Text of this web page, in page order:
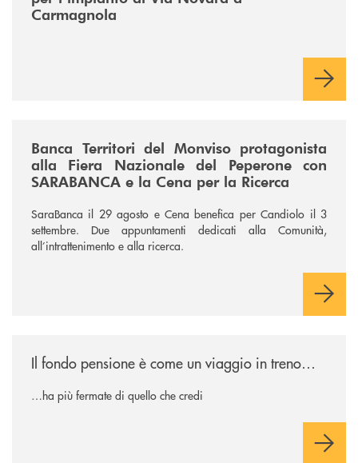
Carmagnola
Banca Territori del Monviso protagonista
alla Fiera Nazionale del Peperone con
SARABANCA e la Cena per la Ricerca
SaraBanca il 29 agosto e Cena benefica per Candiolo il 3
settembre. Due appuntamenti dedicati alla Comunità,
all’intrattenimento e alla ricerca.
Il fondo pensione è come un viaggio in treno…
…ha più fermate di quello che credi